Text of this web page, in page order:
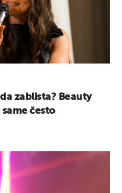
zablista? Beauty
često